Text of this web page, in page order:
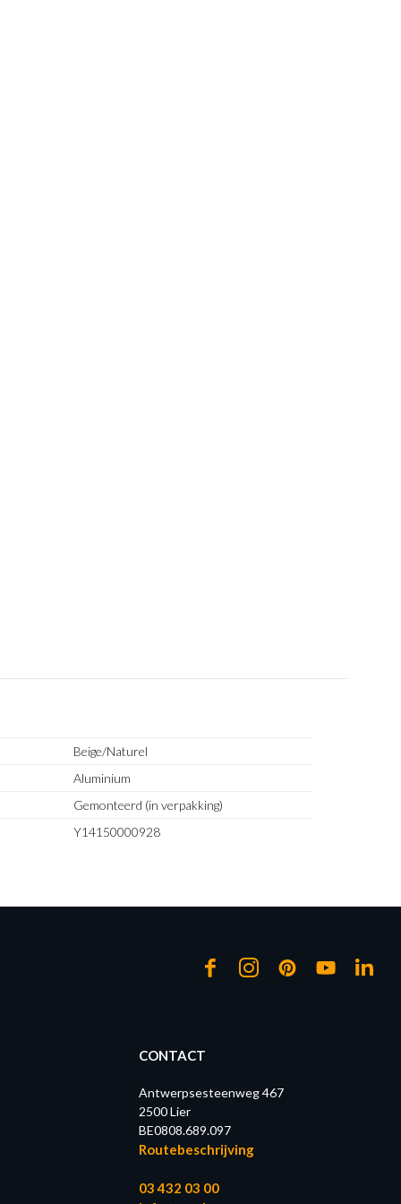
Beige/Naturel
Aluminium
Gemonteerd (in verpakking)
Y14150000928
CONTACT
Antwerpsesteenweg 467
2500 Lier
BE0808.689.097
Routebeschrijving
03 432 03 00